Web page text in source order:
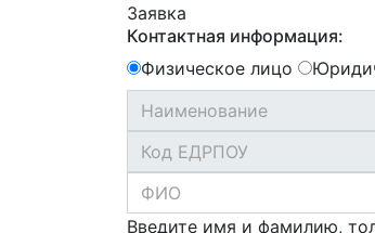
Заявка
Контактная информация:
Физическое лицо
Введите имя и фамилию,